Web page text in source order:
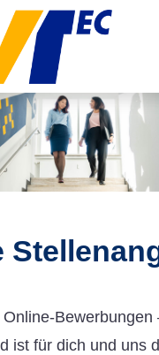
Bewerbungen
ist für dich und uns